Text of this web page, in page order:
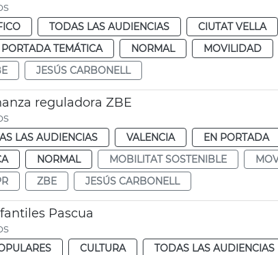
TODAS LAS AUDIENCIAS CIUTAT VELLA
TEMÁTICA NORMAL MOVILIDAD
JESÚS CARBONELL
reguladora ZBE
LAS AUDIENCIAS VALENCIA
EN PORTADA
NORMAL MOBILITAT SOSTENIBLE
ZBE JESÚS CARBONELL
Pascua
CULTURA TODAS LAS AUDIENCIAS